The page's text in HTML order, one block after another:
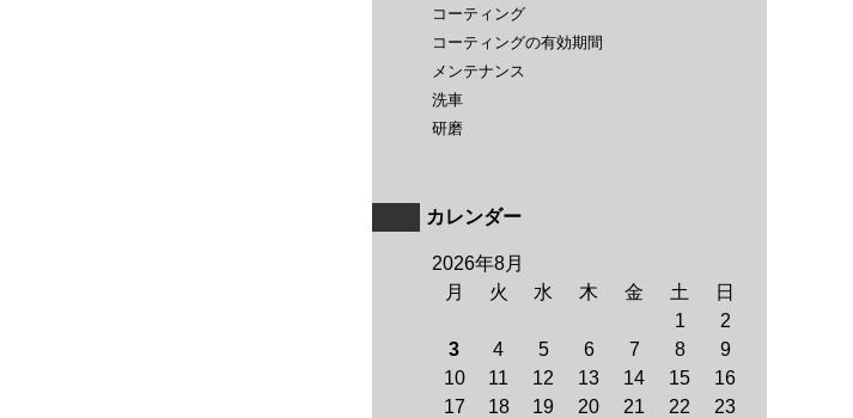
コーティング
コーティングの有効期間
メンテナンス
洗車
研磨
カレンダー
2026年8月
月
火 水 木 金 土
日
1
2
3
4 5 6 7 8
9
10
11 12 13 14 15
16
17
18 19 20 21 22
23